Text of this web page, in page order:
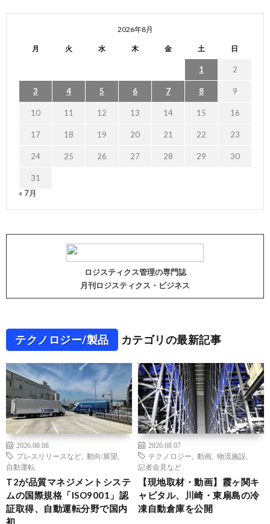
2026年8月
月 火 水 木 金 土 日
1 2
3 4 5 6 7 8 9
10 11 12 13 14 15 16
17 18 19 20 21 22 23
24 25 26 27 28 29 30
31
« 7月
ロジスティクス管理の専門誌
月刊ロジスティクス・ビジネス
テクノロジー/製品 カテゴリの最新記事
2026.08.08
プレスリリースなど
動向/展望
自動運転
T2が品質マネジメントシステ
ムの国際規格「ISO9001」認
証取得、自動運転分野で国内
2026.08.07
テクノロジー
動画 物流施設
記者会見など
【現地取材・動画】霞ヶ関キ
ャピタル、川崎・東扇島の冷
凍自動倉庫を公開